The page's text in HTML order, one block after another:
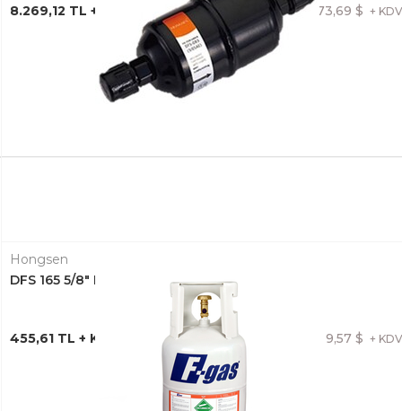
173,69 $ + KDV
8.269,12 TL + KDV
Hongsen
DFS 165 5/8" DRAYER RAKORLU
9,57 $ + KDV
455,61 TL + KDV